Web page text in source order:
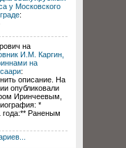
у Московского
:
на
И.М. Каргин,
на
:
описание. На
опубликовали
Иринчеевым,
*
года:** Раненым